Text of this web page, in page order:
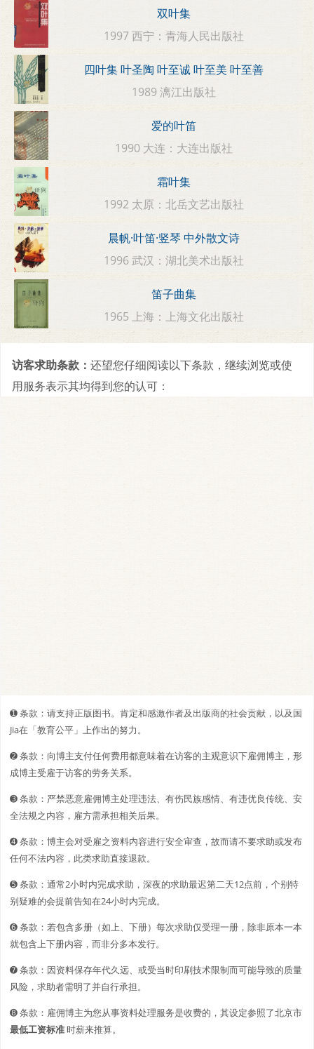
双叶集
1997 西宁：青海人民出版社
四叶集 叶圣陶 叶至诚 叶至美 叶至善
1989 漓江出版社
爱的叶笛
1990 大连：大连出版社
霜叶集
1992 太原：北岳文艺出版社
晨帆·叶笛·竖琴 中外散文诗
1996 武汉：湖北美术出版社
笛子曲集
1965 上海：上海文化出版社
访客求助条款： 还望您仔细阅读以下条款，继续浏览或使
用服务表示其均得到您的认可：
➊️ 条款：请支持正版图书。肯定和感激作者及出版商的社会贡献，以及国
Jia在「教育公平」上作出的努力。
➋️️ 条款：向博主支付任何费用都意味着在访客的主观意识下雇佣博主，形
成博主受雇于访客的劳务关系。
➌ 条款：严禁恶意雇佣博主处理违法、有伤民族感情、有违优良传统、安
全法规之内容，雇方需承担相关后果。
➍ 条款：博主会对受雇之资料内容进行安全审查，故而请不要求助或发布
任何不法内容，此类求助直接退款。
➎ 条款：通常2小时内完成求助，深夜的求助最迟第二天12点前，个别特
别疑难的会提前告知在24小时内完成。
➏ 条款：若包含多册（如上、下册）每次求助仅受理一册，除非原本一本
就包含上下册内容，而非分多本发行。
➐ 条款：因资料保存年代久远、或受当时印刷技术限制而可能导致的质量
风险，求助者需明了并自行承担。
➑ 条款：雇佣博主为您从事资料处理服务是收费的，其设定参照了北京市
最低工资标准时薪来推算。